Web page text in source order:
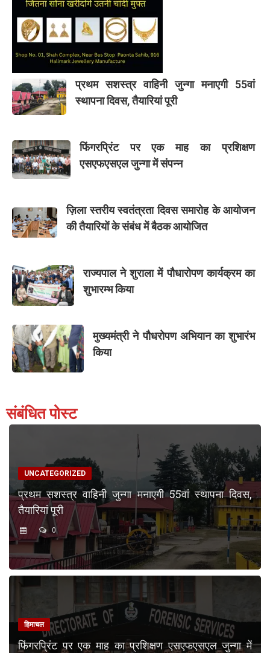
प्रथम सशस्त्र वाहिनी जुन्गा मनाएगी 55वां
स्थापना दिवस, तैयारियां पूरी
फिंगरप्रिंट पर एक माह का प्रशिक्षण
एसएफएसएल जुन्गा में संपन्न
ज़िला स्तरीय स्वतंत्रता दिवस समारोह के आयोजन
की तैयारियों के संबंध में बैठक आयोजित
राज्यपाल ने शुराला में पौधारोपण कार्यक्रम का
शुभारम्भ किया
मुख्यमंत्री ने पौधरोपण अभियान का शुभारंभ
किया
संबंधित पोस्ट
UNCATEGORIZED
प्रथम सशस्त्र वाहिनी जुन्गा मनाएगी 55वां स्थापना दिवस,
तैयारियां पूरी
0
हिमाचल
फिंगरप्रिंट पर एक माह का प्रशिक्षण एसएफएसएल जुन्गा में